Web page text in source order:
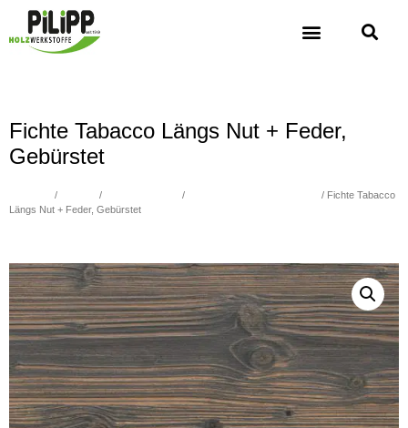
Fichte Tabacco Längs Nut + Feder,
Gebürstet
/ / /
/ Fichte Tabacco
Längs Nut + Feder, Gebürstet